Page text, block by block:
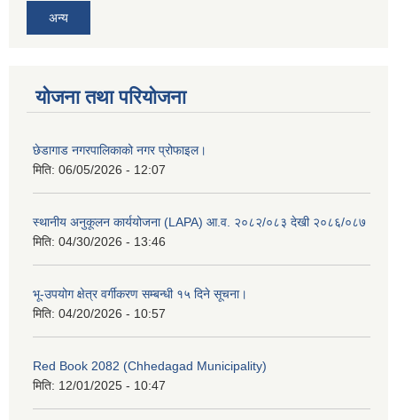
अन्य
योजना तथा परियोजना
छेडागाड नगरपालिकाको नगर प्रोफाइल।
मिति: 06/05/2026 - 12:07
स्थानीय अनुकूलन कार्ययोजना (LAPA) आ.व. २०८२/०८३ देखी २०८६/०८७
मिति: 04/30/2026 - 13:46
भू-उपयोग क्षेत्र वर्गीकरण सम्बन्धी १५ दिने सूचना।
मिति: 04/20/2026 - 10:57
Red Book 2082 (Chhedagad Municipality)
मिति: 12/01/2025 - 10:47